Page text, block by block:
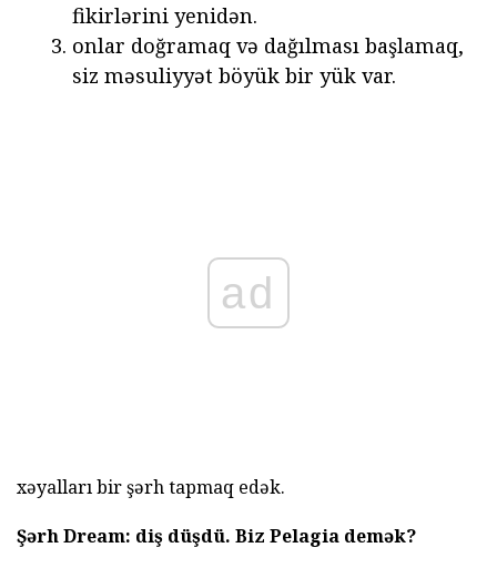
fikirlərini yenidən.
onlar doğramaq və dağılması başlamaq,
siz məsuliyyət böyük bir yük var.
ad
xəyalları bir şərh tapmaq edək.
Şərh Dream: diş düşdü. Biz Pelagia demək?